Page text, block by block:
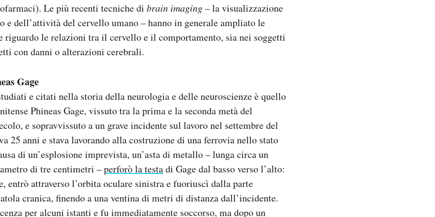
Le più recenti tecniche di brain imaging– la visualizzazione
e dell’attività del cervello umano – hanno in generale ampliato le
riguardo le relazioni tra il cervello e il comportamento, sia nei soggetti
con danni o alterazioni cerebrali.
Gage
e citati nella storia della neurologia e delle neuroscienze è quello
Phineas Gage, vissuto tra la prima e la seconda metà del
e sopravvissuto a un grave incidente sul lavoro nel settembre del
25 anni e stava lavorando alla costruzione di una ferrovia nello stato
di un’esplosione imprevista, un’asta di metallo – lunga circa un
di tre centimetri –perforò la testadi Gage dal basso verso l’alto:
entrò attraverso l’orbita oculare sinistra e fuoriuscì dalla parte
cranica, finendo a una ventina di metri di distanza dall’incidente.
per alcuni istanti e fu immediatamente soccorso, ma dopo un